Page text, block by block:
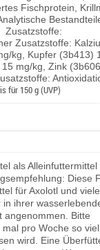
Fischprotein,
Zusatzstoffe:
Zusatzstoffe:
kg, Kupfer (3b413)
mg/kg, Zink
für 150 g (UVP)
als
Diese
für Axolotl und
ihrer
angenommen. Bitte
pro Woche so
wird. Eine